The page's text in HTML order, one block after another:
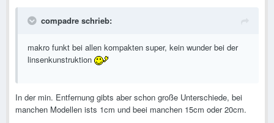
compadre schrieb:
makro funkt bei allen kompakten super, kein wunder bei der
linsenkunstruktion
In der min. Entfernung gibts aber schon große Unterschiede, bei
manchen Modellen ists 1cm und beei manchen 15cm oder 20cm.